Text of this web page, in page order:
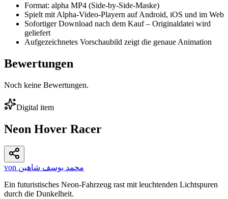
Format: alpha MP4 (Side-by-Side-Maske)
Spielt mit Alpha-Video-Playern auf Android, iOS und im Web
Sofortiger Download nach dem Kauf – Originaldatei wird
geliefert
Aufgezeichnetes Vorschaubild zeigt die genaue Animation
Bewertungen
Noch keine Bewertungen.
Digital item
Neon Hover Racer
von محمد يوسف شاهين
Ein futuristisches Neon-Fahrzeug rast mit leuchtenden Lichtspuren
durch die Dunkelheit.